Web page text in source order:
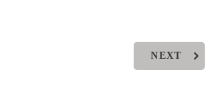
NEXT